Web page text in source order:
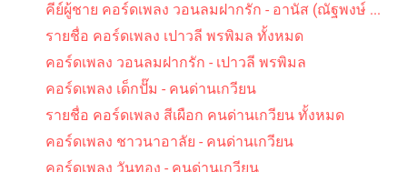
คอร์ดเพลง รัก คิดถึง และห่วงใย - เคียส
คีย์ผู้ชาย คอร์ดเพลง วอนลมฝากรัก - อานัส (ณัฐพงษ์ ...
รายชื่อ คอร์ดเพลง เปาวลี พรพิมล ทั้งหมด
คอร์ดเพลง วอนลมฝากรัก - เปาวลี พรพิมล
คอร์ดเพลง เด็กปั๊ม - คนด่านเกวียน
รายชื่อ คอร์ดเพลง สีเผือก คนด่านเกวียน ทั้งหมด
คอร์ดเพลง ชาวนาอาลัย - คนด่านเกวียน
คอร์ดเพลง วันทอง - คนด่านเกวียน